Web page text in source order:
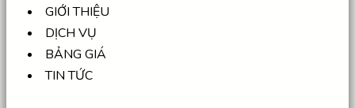
GIỚI THIỆU
DỊCH VỤ
BẢNG GIÁ
TIN TỨC